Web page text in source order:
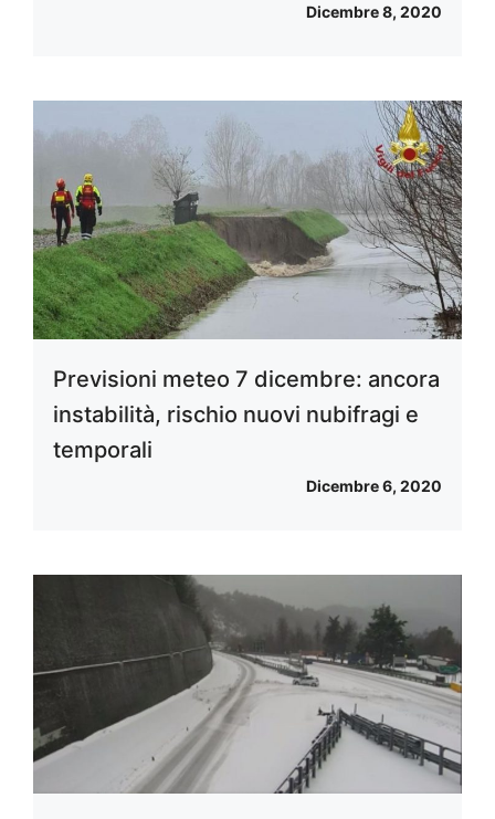
Dicembre 8, 2020
Previsioni meteo 7 dicembre: ancora
instabilità, rischio nuovi nubifragi e
temporali
Dicembre 6, 2020